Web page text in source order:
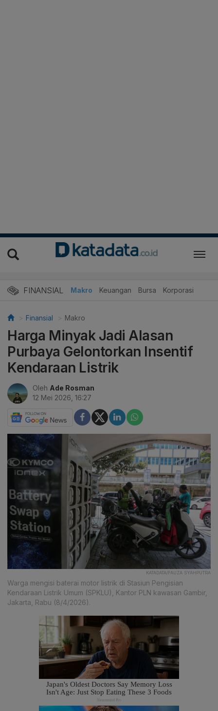
FINANSIAL Makro Keuangan Bursa Korporasi
Finansial Makro
Harga Minyak Jadi Alasan
Purbaya Gelontorkan Insentif
Kendaraan Listrik
Oleh Ade Rosman
12 Mei 2026, 16:27
KATADATA/FAUZA SYAHPUTRA
Warga mengisi baterai motor listrik di Stasiun Pengisian
Kendaraan Listrik Umum (SPKLU), Kantor PLN kawasan Gambir,
Jakarta, Rabu (8/4/2026).